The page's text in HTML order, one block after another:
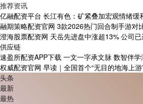
推荐资讯
亿融配资平台 长江有色：矿紧叠加宏观情绪缓
融期策略配资官网 3款2026热门回合制手游对
澄海股票配资网 天岳先进盘中涨超13% 公司
供应链
速盈所配资APP下载 一文一字承文脉 数智伴学
权威配资官网 早读｜全国首个“无目的地海上
头条
最新
最热